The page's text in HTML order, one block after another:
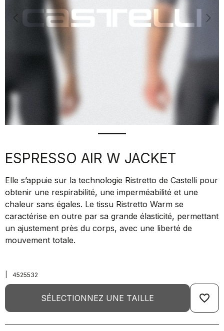
Previous
ESPRESSO AIR W JACKET
Elle s’appuie sur la technologie Ristretto de Castelli pour
obtenir une respirabilité, une imperméabilité et une
chaleur sans égales. Le tissu Ristretto Warm se
caractérise en outre par sa grande élasticité, permettant
un ajustement près du corps, avec une liberté de
mouvement totale.
4525532
SÉLECTIONNEZ UNE TAILLE favorite_border